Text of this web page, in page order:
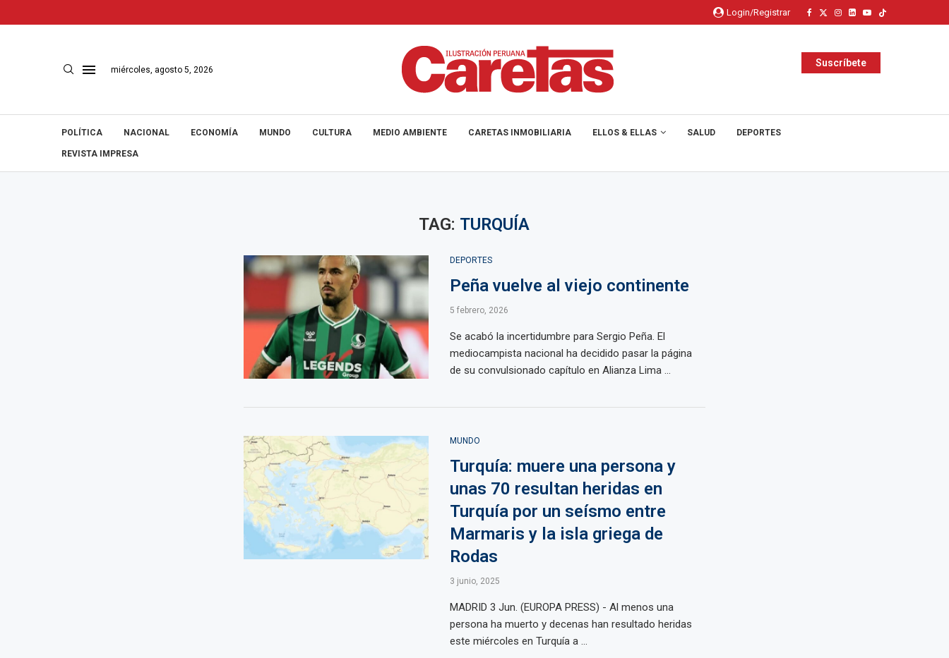
Login/Registrar
miércoles, agosto 5, 2026
Suscríbete
POLÍTICA NACIONAL ECONOMÍA MUNDO CULTURA MEDIO AMBIENTE CARETAS INMOBILIARIA ELLOS & ELLAS SALUD DEPORTES
REVISTA IMPRESA
TAG: TURQUÍA
DEPORTES
Peña vuelve al viejo continente
5 febrero, 2026
Se acabó la incertidumbre para Sergio Peña. El
mediocampista nacional ha decidido pasar la página
de su convulsionado capítulo en Alianza Lima ...
MUNDO
Turquía: muere una persona y
unas 70 resultan heridas en
Turquía por un seísmo entre
Marmaris y la isla griega de
Rodas
3 junio, 2025
MADRID 3 Jun. (EUROPA PRESS) - Al menos una
persona ha muerto y decenas han resultado heridas
este miércoles en Turquía a ...